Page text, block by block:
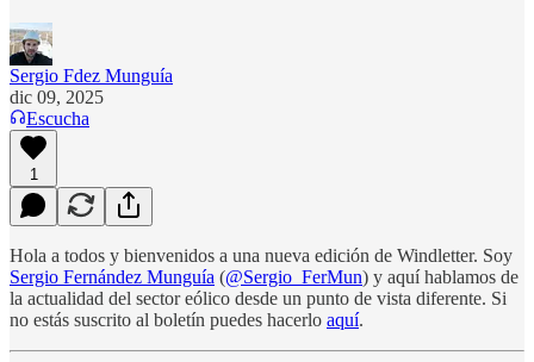
Sergio Fdez Munguía
dic 09, 2025
Escucha
1
Hola a todos y bienvenidos a una nueva edición de Windletter. Soy
Sergio Fernández Munguía (@Sergio_FerMun) y aquí hablamos de
la actualidad del sector eólico desde un punto de vista diferente. Si
no estás suscrito al boletín puedes hacerlo aquí.